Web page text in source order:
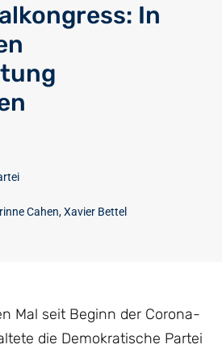
In
Cahen,Xavier Bettel
Mal seit Beginn der Corona-
die Demokratische Partei